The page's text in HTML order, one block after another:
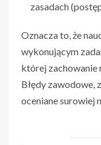
zasadach
Oznacza to, że
wykonującym
której zachowanie
Błędy zawodowe,
oceniane surowiej